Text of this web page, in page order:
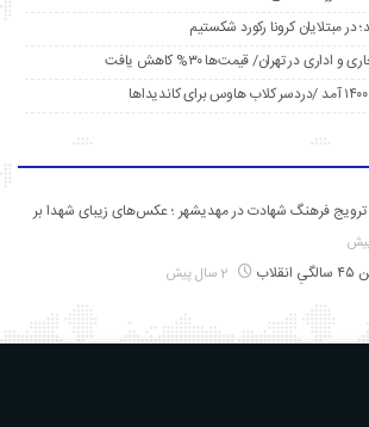
در مبتلایان کرونا رکورد شکستیم
در تهران/ قیمت‌ها ۳۰% کاهش یافت
ترویج فرهنگ شهادت در مهدیشهر ؛ عکس‌های زیبای شهدا بر